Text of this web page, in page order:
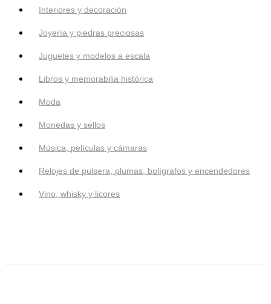
Interiores y decoración
Joyería y piedras preciosas
Juguetes y modelos a escala
Libros y memorabilia histórica
Moda
Monedas y sellos
Música, películas y cámaras
Relojes de pulsera, plumas, bolígrafos y encendedores
Vino, whisky y licores